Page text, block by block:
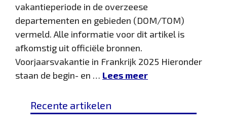
vakantieperiode in de overzeese
departementen en gebieden (DOM/TOM)
vermeld. Alle informatie voor dit artikel is
afkomstig uit officiële bronnen.
Voorjaarsvakantie in Frankrijk 2025 Hieronder
staan ​​de begin- en … Lees meer
Recente artikelen